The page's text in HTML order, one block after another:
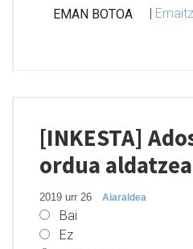
[INKESTA]
ordua
2019 urr 26 Aiaraldea
Bai
Ez